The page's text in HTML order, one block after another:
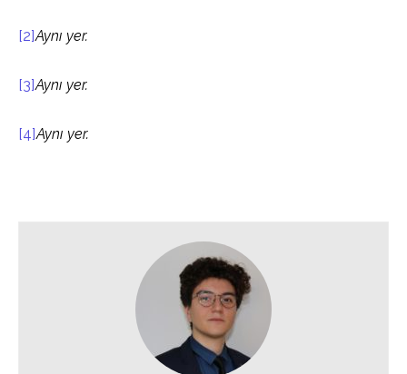
[2]Aynı yer.
[3]Aynı yer.
[4]Aynı yer.